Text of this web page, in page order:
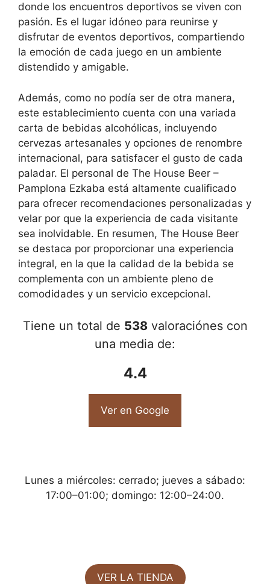
donde los encuentros deportivos se viven con
pasión. Es el lugar idóneo para reunirse y
disfrutar de eventos deportivos, compartiendo
la emoción de cada juego en un ambiente
distendido y amigable.
Además, como no podía ser de otra manera,
este establecimiento cuenta con una variada
carta de bebidas alcohólicas, incluyendo
cervezas artesanales y opciones de renombre
internacional, para satisfacer el gusto de cada
paladar. El personal de The House Beer –
Pamplona Ezkaba está altamente cualificado
para ofrecer recomendaciones personalizadas y
velar por que la experiencia de cada visitante
sea inolvidable. En resumen, The House Beer
se destaca por proporcionar una experiencia
integral, en la que la calidad de la bebida se
complementa con un ambiente pleno de
comodidades y un servicio excepcional.
Tiene un total de 538valoraciónes con
una media de:
4.4
Ver en Google
Lunes a miércoles: cerrado; jueves a sábado:
17:00–01:00; domingo: 12:00–24:00.
VER LA TIENDA